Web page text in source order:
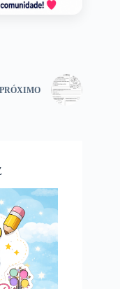
PRÓXIMO